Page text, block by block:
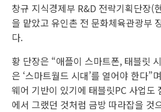
창규 지식경제부 R&D 전략기획단장(
을 맡았고 유인촌 전 문화체육관광부
다.
황 단장은 “애플이 스마트폰, 태블릿
은 ‘스마트월드 시대’를 열어야 한다”
웨어 기반이 있기에 태블릿PC 사업도
에서 그랬던 것처럼 금방 따라잡을 것